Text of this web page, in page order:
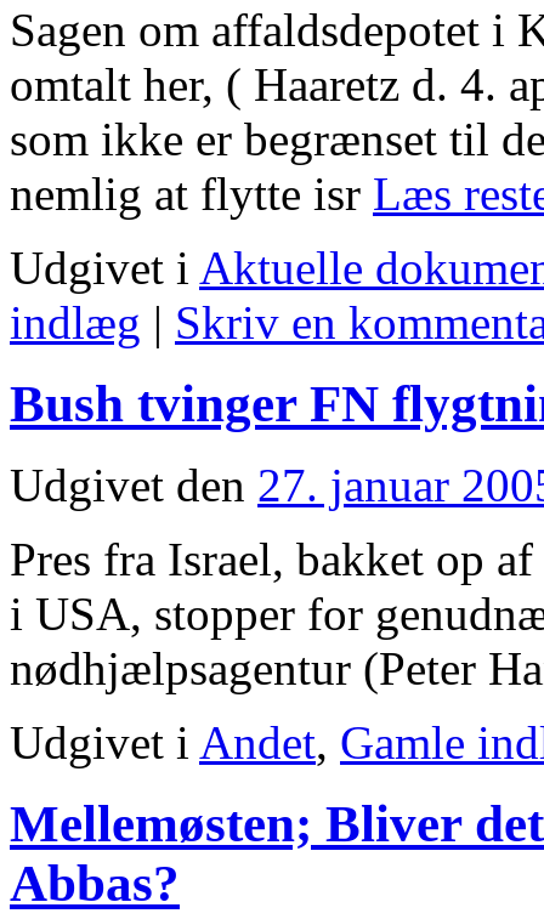
Sagen om affaldsdepotet i
omtalt her, ( Haaretz d. 4.
som ikke er begrænset til
nemlig at flytte isr Læs
Udgivet i Aktuelle
indlæg | Skriv en
Bush tvinger FN
Udgivet den 27. januar
Pres fra Israel, bakket op
i USA, stopper for
nødhjælpsagentur (Peter
Udgivet i Andet, Gamle
Mellemøsten; Bliver
Abbas?